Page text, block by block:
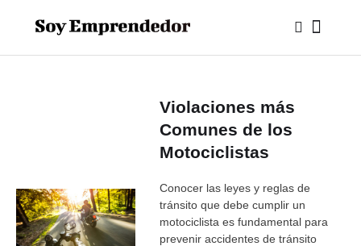
Violaciones más
Comunes de los
Motociclistas
Conocer las leyes y reglas de
tránsito que debe cumplir un
motociclista es fundamental para
prevenir accidentes de tránsito